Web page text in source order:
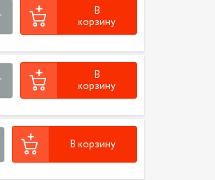
В
корзину
В
корзину
В корзину